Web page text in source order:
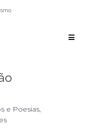
e Poesias,